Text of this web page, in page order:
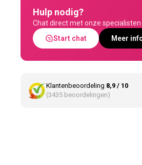
Hulp nodig?
Chat direct met onze specialisten
Start chat
Meer
Klantenbeoordeling 8,9 / 10
(3435 beoordelingen)